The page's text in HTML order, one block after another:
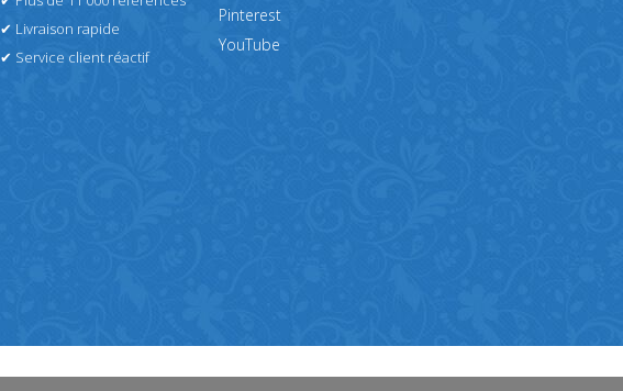
✔ Livraison rapide
✔ Service client réactif
Pinterest
YouTube